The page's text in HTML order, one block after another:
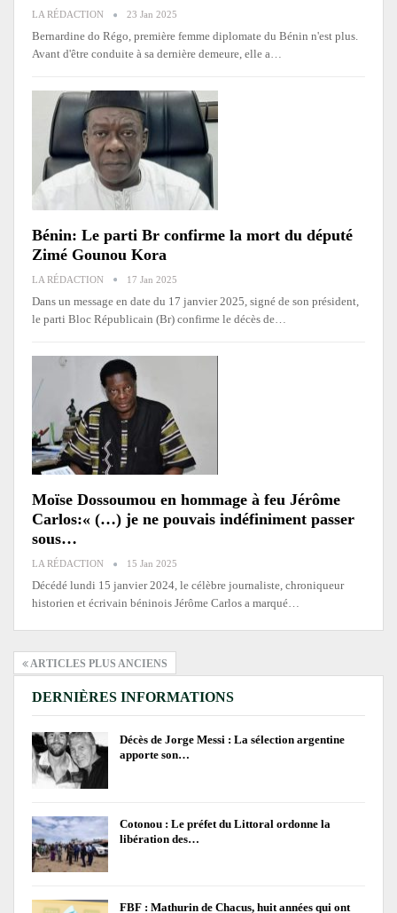
LA RÉDACTION 23 Jan 2025
Bernardine do Régo, première femme diplomate du Bénin n'est plus.
Avant d'être conduite à sa dernière demeure, elle a…
Bénin: Le parti Br confirme la mort du député
Zimé Gounou Kora
LA RÉDACTION 17 Jan 2025
Dans un message en date du 17 janvier 2025, signé de son président,
le parti Bloc Républicain (Br) confirme le décès de…
Moïse Dossoumou en hommage à feu Jérôme
Carlos:« (…) je ne pouvais indéfiniment passer
sous…
LA RÉDACTION 15 Jan 2025
Décédé lundi 15 janvier 2024, le célèbre journaliste, chroniqueur
historien et écrivain béninois Jérôme Carlos a marqué…
ARTICLES PLUS ANCIENS
DERNIÈRES INFORMATIONS
Décès de Jorge Messi : La sélection argentine
apporte son…
Cotonou : Le préfet du Littoral ordonne la
libération des…
FBF : Mathurin de Chacus, huit années qui ont